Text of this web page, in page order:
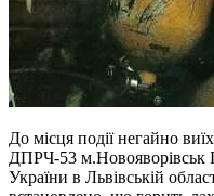
До місця події негайно
ДПРЧ-53 м.Новояворівськ
України в Львівській